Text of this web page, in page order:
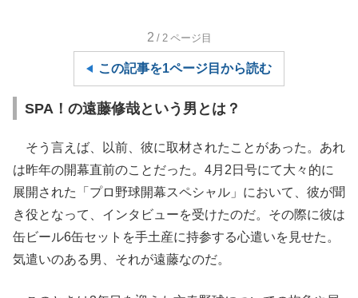
2 /2 ページ目
この記事を1ページ目から読む
SPA！の遠藤修哉という男とは？
そう言えば、以前、彼に取材されたことがあった。あれ
は昨年の開幕直前のことだった。4月2日号にて大々的に
展開された「プロ野球開幕スペシャル」において、彼が聞
き役となって、インタビューを受けたのだ。その際に彼は
缶ビール6缶セットを手土産に持参する心遣いを見せた。
気遣いのある男、それが遠藤なのだ。